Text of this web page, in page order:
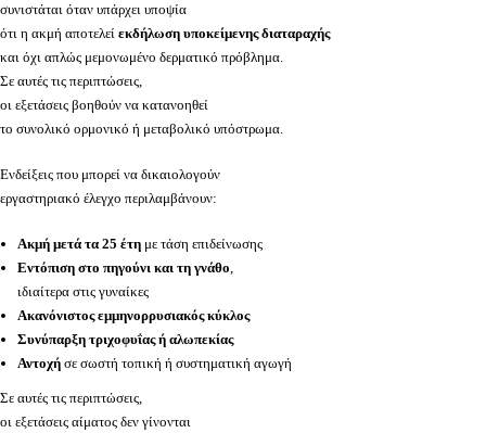
συνιστάται όταν υπάρχει υποψία
ότι η ακμή αποτελεί εκδήλωση υποκείμενης διαταραχής
και όχι απλώς μεμονωμένο δερματικό πρόβλημα.
Σε αυτές τις περιπτώσεις,
οι εξετάσεις βοηθούν να κατανοηθεί
το συνολικό ορμονικό ή μεταβολικό υπόστρωμα.
Ενδείξεις που μπορεί να δικαιολογούν
εργαστηριακό έλεγχο περιλαμβάνουν:
Ακμή μετά τα 25 έτημε τάση επιδείνωσης
Εντόπιση στο πηγούνι και τη γνάθο,
ιδιαίτερα στις γυναίκες
Ακανόνιστος εμμηνορρυσιακός κύκλος
Συνύπαρξη τριχοφυΐας ή αλωπεκίας
Αντοχήσε σωστή τοπική ή συστηματική αγωγή
Σε αυτές τις περιπτώσεις,
οι εξετάσεις αίματος δεν γίνονται